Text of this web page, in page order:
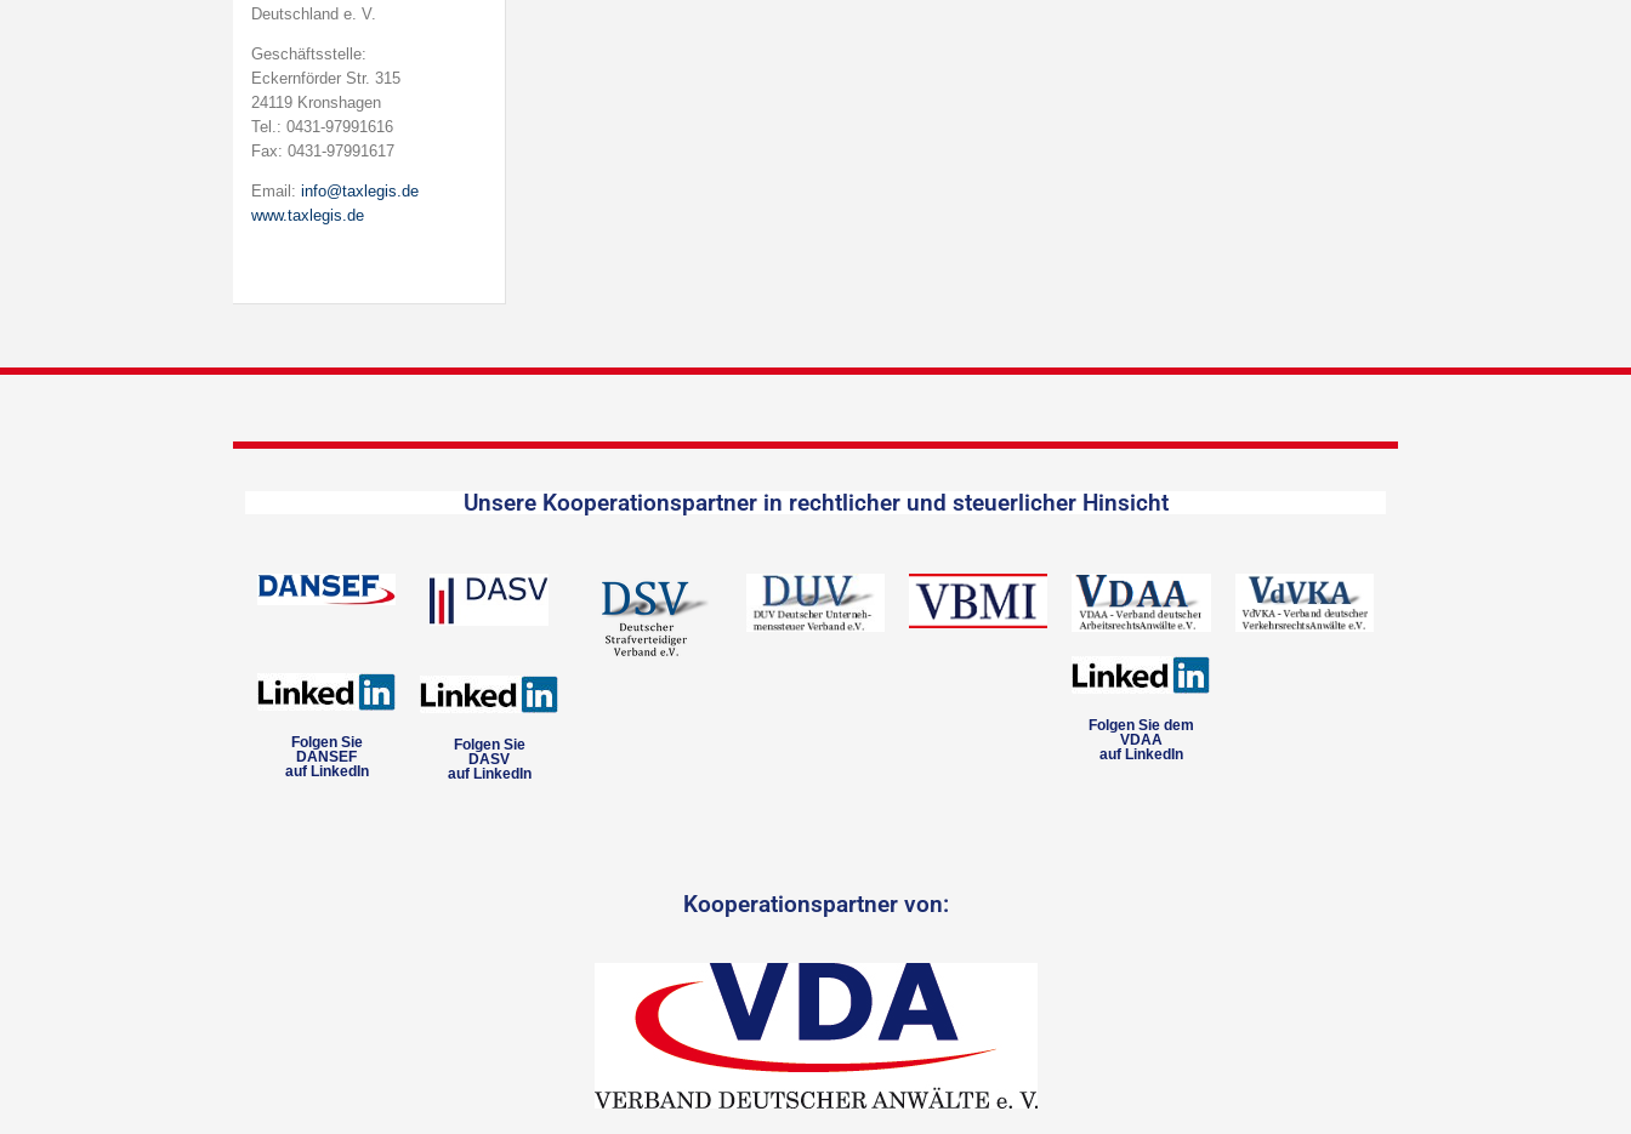
Deutschland e. V.
Geschäftsstelle:
Eckernförder Str. 315
24119 Kronshagen
Tel.: 0431-97991616
Fax: 0431-97991617
Email: info@taxlegis.de
www.taxlegis.de
Unsere Kooperationspartner in rechtlicher und steuerlicher Hinsicht
Folgen Sie
DANSEF
auf LinkedIn
Folgen Sie
DASV
auf LinkedIn
Folgen Sie dem
VDAA
auf LinkedIn
Kooperationspartner von: